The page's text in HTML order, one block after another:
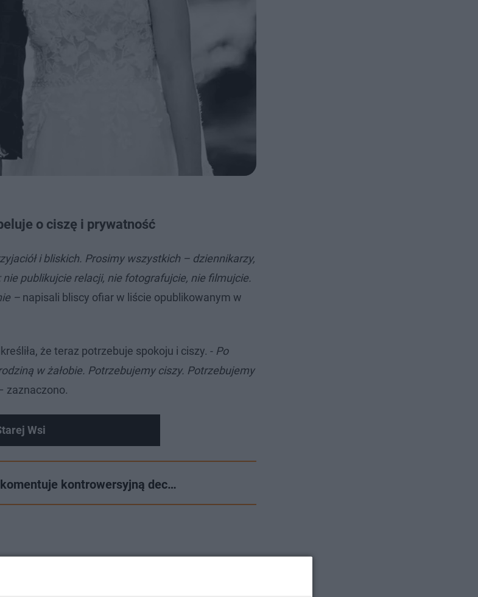
o ciszę i prywatność
i bliskich. Prosimy wszystkich – dziennikarzy,
publikujcie relacji, nie fotografujcie, nie filmujcie.
– napisali bliscy ofiar w liście opublikowanym w
że teraz potrzebuje spokoju i ciszy. - Po
w żałobie. Potrzebujemy ciszy. Potrzebujemy
zaznaczono.
Wsi
kontrowersyjną dec…